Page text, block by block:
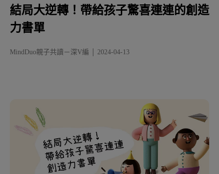
結局大逆轉！帶給孩子驚喜連連的創造
力書單
MindDuo親子共讀－深V編 2024-04-13